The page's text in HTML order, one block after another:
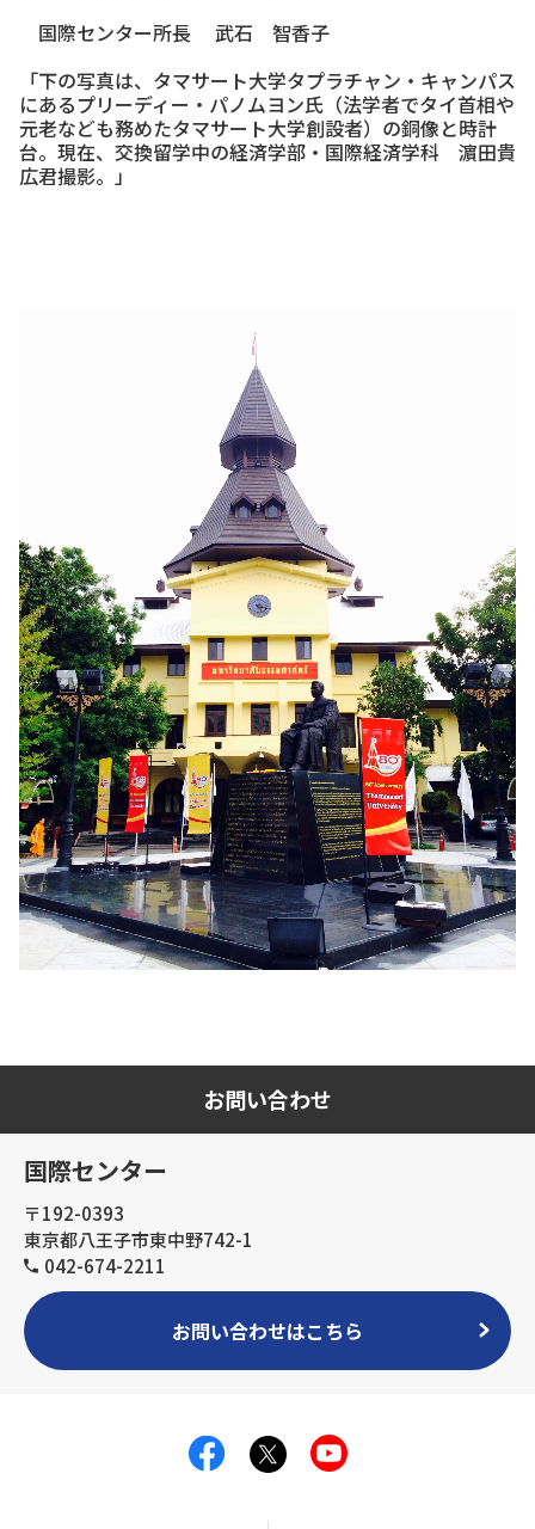
国際センター所長 武石 智香子
「下の写真は、タマサート大学タプラチャン・キャンパス
にあるプリーディー・パノムヨン氏（法学者でタイ首相や
元老なども務めたタマサート大学創設者）の銅像と時計
台。現在、交換留学中の経済学部・国際経済学科 濵田貴
広君撮影。」
お問い合わせ
国際センター
〒192-0393
東京都八王子市東中野742-1
042-674-2211
お問い合わせはこちら